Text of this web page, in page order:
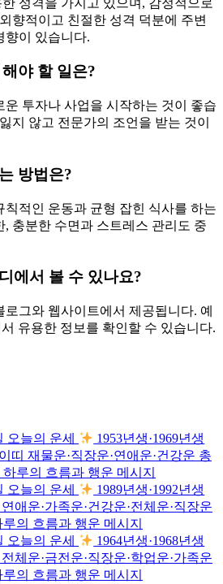
향적이고 친절한 성격 덕분에 주변
향이 있습니다.
야 할 일은?
투자나 사업을 시작하는 것이 좋습
지 않고 전문가의 조언을 받는 것이
방법은?
칙적인 운동과 균형 잡힌 식사를 하는
, 충분한 수면과 스트레스 관리도 중
에서 볼 수 있나요?
그와 웹사이트에서 제공됩니다. 예
유용한 정보를 확인할 수 있습니다.
오늘의 운세
1953년생·1969년생
띠 재물운·직장운·연애운·건강운 총
루의 흐름과 행운 메시지
오늘의 운세
1989년생·1992년생
애운·가족운·건강운·전체운·직장운
의 흐름과 행운 메시지
오늘의 운세
1964년생·1968년생
체운·금전운·직장운·학업운·가족운
의 흐름과 행운 메시지